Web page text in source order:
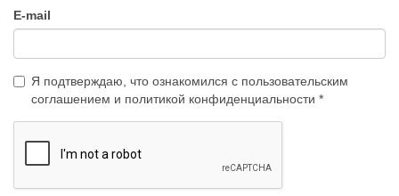
E-mail
Я подтверждаю, что ознакомился с пользовательским
соглашением и политикой конфиденциальности